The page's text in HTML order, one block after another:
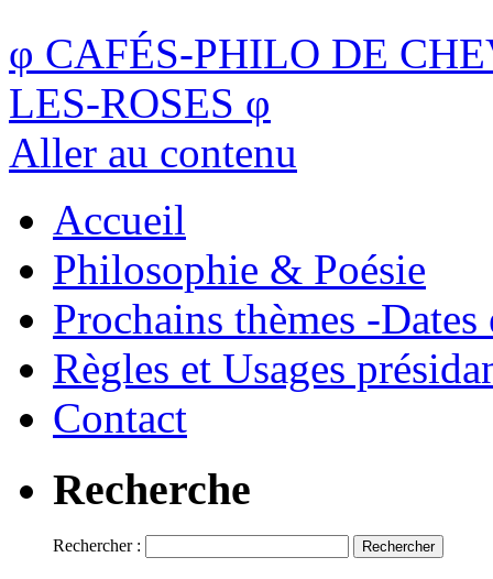
φ CAFÉS-PHILO DE
LES-ROSES φ
Aller au contenu
Accueil
Philosophie & Poésie
Prochains thèmes -
Règles et Usages
Contact
Recherche
Rechercher :